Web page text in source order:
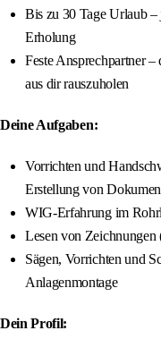
Bis zu 30 Tage Urlaub
Erholung
Feste Ansprechpartner
aus dir rauszuholen
Deine Aufgaben:
Vorrichten und
Erstellung von
WIG-Erfahrung im
Lesen von Zeichnungen
Sägen, Vorrichten und
Anlagenmontage
Dein Profil: